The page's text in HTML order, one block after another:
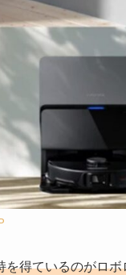
を得ているのがロボ